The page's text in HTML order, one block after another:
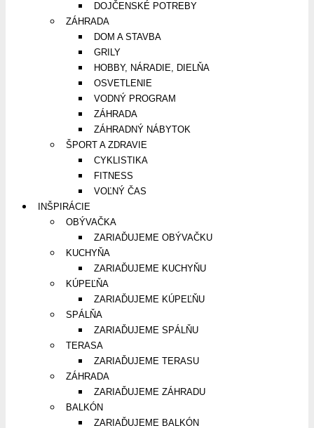
DOJČENSKÉ POTREBY
ZÁHRADA
DOM A STAVBA
GRILY
HOBBY, NÁRADIE, DIELŇA
OSVETLENIE
VODNÝ PROGRAM
ZÁHRADA
ZÁHRADNÝ NÁBYTOK
ŠPORT A ZDRAVIE
CYKLISTIKA
FITNESS
VOĽNÝ ČAS
INŠPIRÁCIE
OBÝVAČKA
ZARIAĎUJEME OBÝVAČKU
KUCHYŇA
ZARIAĎUJEME KUCHYŇU
KÚPEĽŇA
ZARIAĎUJEME KÚPEĽŇU
SPÁLŇA
ZARIAĎUJEME SPÁLŇU
TERASA
ZARIAĎUJEME TERASU
ZÁHRADA
ZARIAĎUJEME ZÁHRADU
BALKÓN
ZARIAĎUJEME BALKÓN